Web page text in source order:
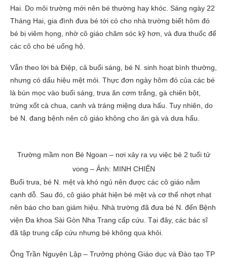
Hai. Do môi trường mới nên bé thường hay khóc. Sáng ngày 22
Tháng Hai, gia đình đưa bé tới có cho nhà trường biết hôm đó
bé bị viêm họng, nhờ cô giáo chăm sóc kỹ hơn, và đưa thuốc để
các cô cho bé uống hộ.
Vẫn theo lời bà Điệp, cả buổi sáng, bé N. sinh hoạt bình thường,
nhưng có dấu hiệu mệt mỏi. Thực đơn ngày hôm đó của các bé
là bún mọc vào buổi sáng, trưa ăn cơm trắng, gà chiên bột,
trứng xốt cà chua, canh và tráng miệng dưa hấu. Tuy nhiên, do
bé N. đang bệnh nên cô giáo không cho ăn gà và dưa hấu.
Trường mầm non Bé Ngoan – nơi xảy ra vụ việc bé 2 tuổi tử
vong – Ảnh: MINH CHIẾN
Buổi trưa, bé N. mệt và khó ngủ nên được các cô giáo nằm
cạnh dỗ. Sau đó, cô giáo phát hiện bé mệt và cơ thể nhợt nhạt
nên báo cho ban giám hiệu. Nhà trường đã đưa bé N. đến Bệnh
viện Đa khoa Sài Gòn Nha Trang cấp cứu. Tại đây, các bác sĩ
đã tập trung cấp cứu nhưng bé không qua khỏi.
Ông Trần Nguyên Lập – Trưởng phòng Giáo dục và Đào tạo TP